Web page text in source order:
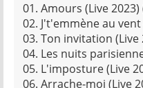
01. Amours (Live 2023)
02. J't'emmène au vent
03. Ton invitation (Live
04. Les nuits
05. L'imposture (Live
06. Arrache-moi (Live